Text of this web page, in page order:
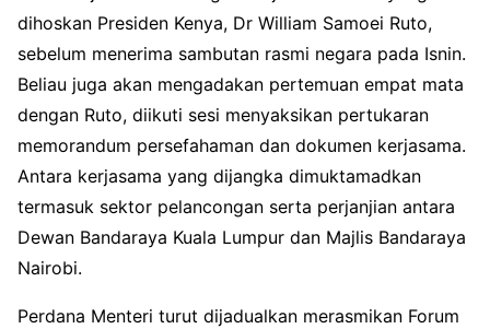
dihoskan Presiden Kenya, Dr William Samoei Ruto,
sebelum menerima sambutan rasmi negara pada Isnin.
Beliau juga akan mengadakan pertemuan empat mata
dengan Ruto, diikuti sesi menyaksikan pertukaran
memorandum persefahaman dan dokumen kerjasama.
Antara kerjasama yang dijangka dimuktamadkan
termasuk sektor pelancongan serta perjanjian antara
Dewan Bandaraya Kuala Lumpur dan Majlis Bandaraya
Nairobi.
Perdana Menteri turut dijadualkan merasmikan Forum